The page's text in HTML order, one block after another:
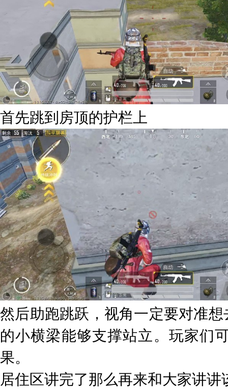
首先跳到房顶的护栏上
然后助跑跳跃，视角一定要对准
的小横梁能够支撑站立。玩家们
果。
居住区讲完了那么再来和大家讲